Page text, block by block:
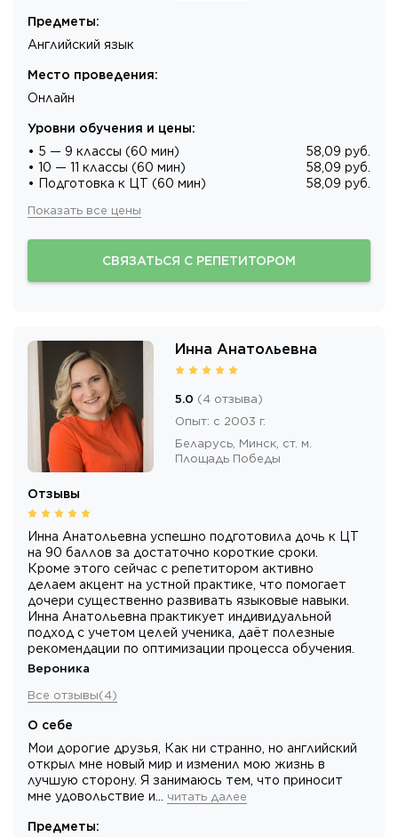
Предметы:
Английский язык
Место проведения:
Онлайн
Уровни обучения и цены:
• 5 — 9 классы (60 мин)
58,09 руб.
• 10 — 11 классы (60 мин)
58,09 руб.
• Подготовка к ЦТ (60 мин)
58,09 руб.
Показать все цены
СВЯЗАТЬСЯ С РЕПЕТИТОРОМ
Инна Анатольевна
5.0 (4 отзыва)
Опыт: с 2003 г.
Беларусь, Минск, ст. м.
Площадь Победы
Отзывы
Инна Анатольевна успешно подготовила дочь к ЦТ
на 90 баллов за достаточно короткие сроки.
Кроме этого сейчас с репетитором активно
делаем акцент на устной практике, что помогает
дочери существенно развивать языковые навыки.
Инна Анатольевна практикует индивидуальной
подход с учетом целей ученика, даёт полезные
рекомендации по оптимизации процесса обучения.
Вероника
Все отзывы(4)
О себе
Мои дорогие друзья, Как ни странно, но английский
открыл мне новый мир и изменил мою жизнь в
лучшую сторону. Я занимаюсь тем, что приносит
мне удовольствие и… читать далее
Предметы: